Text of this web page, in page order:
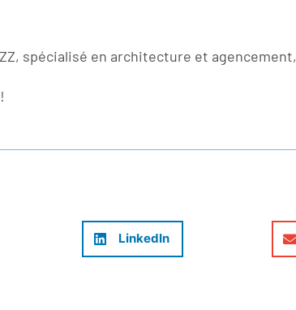
spécialisé en architecture et agencement,
LinkedIn